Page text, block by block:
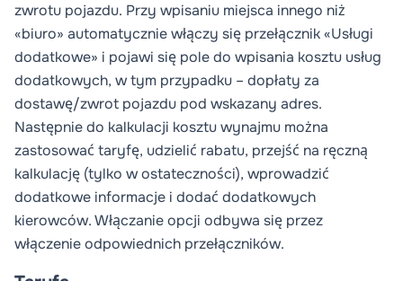
zwrotu pojazdu. Przy wpisaniu miejsca innego niż
«biuro» automatycznie włączy się przełącznik «Usługi
dodatkowe» i pojawi się pole do wpisania kosztu usług
dodatkowych, w tym przypadku – dopłaty za
dostawę/zwrot pojazdu pod wskazany adres.
Następnie do kalkulacji kosztu wynajmu można
zastosować taryfę, udzielić rabatu, przejść na ręczną
kalkulację (tylko w ostateczności), wprowadzić
dodatkowe informacje i dodać dodatkowych
kierowców. Włączanie opcji odbywa się przez
włączenie odpowiednich przełączników.